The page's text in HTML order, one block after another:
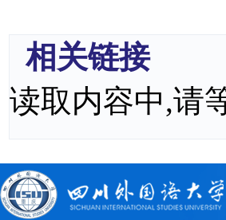
相关链接
读取内容中,请